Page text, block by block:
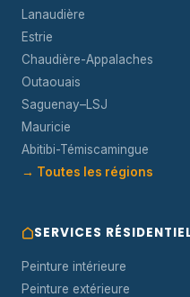
Lanaudière
Estrie
Chaudière-Appalaches
Outaouais
Saguenay–LSJ
Mauricie
Abitibi-Témiscamingue
→ Toutes les régions
SERVICES
Peinture intérieure
Peinture extérieure